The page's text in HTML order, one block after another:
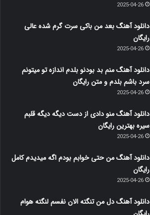
2025-04-26
دانلود آهنگ بعد من باکی سرت گرم شده عالی
رایگان
2025-04-26
دانلود آهنگ منم بد بودنو بلدم اندازه تو میتونم
سرد باشم بلدم و متن رایگان
2025-04-26
دانلود آهنگ منو دادی از دست دیگه دیگه قلبم
سیره بهترین رایگان
2025-04-26
دانلود آهنگ من حتی خوابم بودم اگه میدیدم کامل
رایگان
2025-04-26
دانلود آهنگ دل من تنگته الان نفسم لنگته هوام